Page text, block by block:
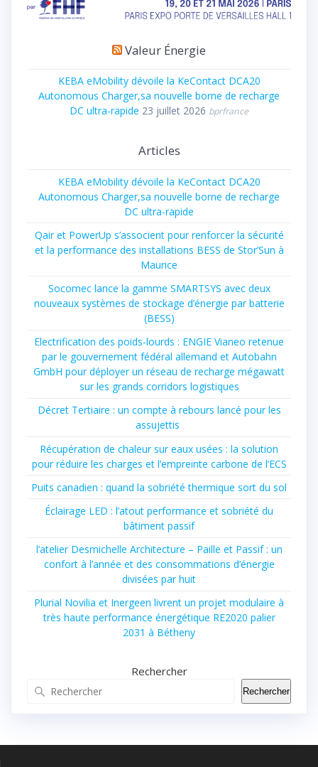
Valeur Énergie
KEBA eMobility dévoile la KeContact DCA20
Autonomous Charger,sa nouvelle borne de recharge
DC ultra-rapide 23 juillet 2026 bprfrance
Articles
KEBA eMobility dévoile la KeContact DCA20
Autonomous Charger,sa nouvelle borne de recharge
DC ultra-rapide
Qair et PowerUp s’associent pour renforcer la sécurité
et la performance des installations BESS de Stor’Sun à
Maurice
Socomec lance la gamme SMARTSYS avec deux
nouveaux systèmes de stockage d’énergie par batterie
(BESS)
Electrification des poids-lourds : ENGIE Vianeo retenue
par le gouvernement fédéral allemand et Autobahn
GmbH pour déployer un réseau de recharge mégawatt
sur les grands corridors logistiques
Décret Tertiaire : un compte à rebours lancé pour les
assujettis
Récupération de chaleur sur eaux usées : la solution
pour réduire les charges et l’empreinte carbone de l’ECS
Puits canadien : quand la sobriété thermique sort du sol
Éclairage LED : l’atout performance et sobriété du
bâtiment passif
l’atelier Desmichelle Architecture – Paille et Passif : un
confort à l’année et des consommations d’énergie
divisées par huit
Plurial Novilia et Inergeen livrent un projet modulaire à
très haute performance énergétique RE2020 palier
2031 à Bétheny
Rechercher
Rechercher